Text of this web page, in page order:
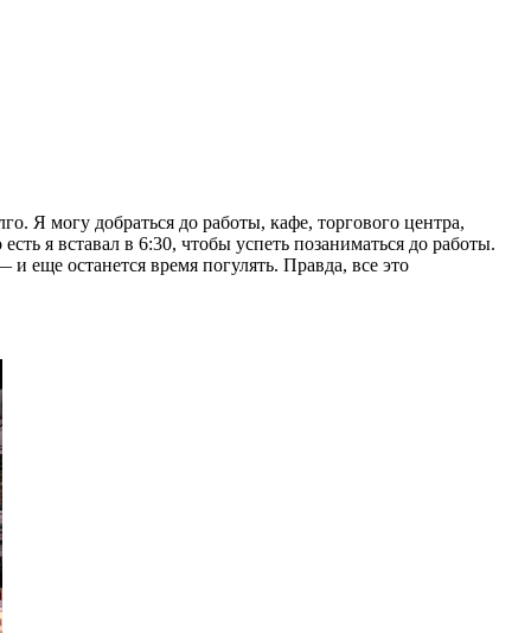
Я могу добраться до работы, кафе, торгового центра,
я вставал в 6:30, чтобы успеть позаниматься до работы.
еще останется время погулять. Правда, все это